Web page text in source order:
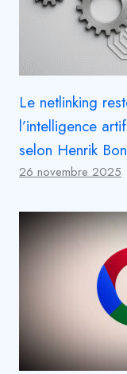
Le netlinking
l’intelligence
selon Henrik
26 novembre 2025